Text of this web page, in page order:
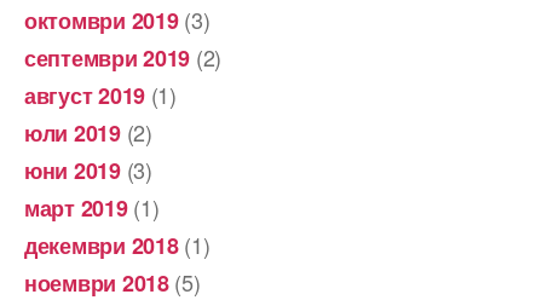
октомври 2019(3)
септември 2019 (2)
август 2019 (1)
юли 2019(2)
юни 2019(3)
март 2019(1)
декември 2018(1)
ноември 2018(5)